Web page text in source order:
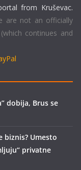
from Kruševac.
are not an officially
continues and
dobija, Brus se
biznis? Umesto
privatne